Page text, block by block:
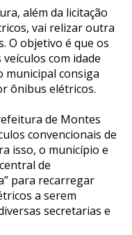
além da licitação
vai relizar outra
O objetivo é que os
com idade
municipal consiga
ônibus elétricos.
de Montes
convencionais de
isso, o município e
de
para recarregar
a serem
secretarias e